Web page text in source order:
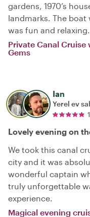
gardens, 1970’s
landmarks. The
was fun and
Private Canal
Gems
Ian
Yerel ev
Lovely evening on
We took this canal
city and it was
wonderful captain
truly unforgettable
experience.
Magical evening